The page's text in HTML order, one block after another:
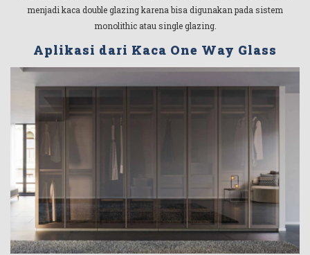
menjadi kaca double glazing karena bisa digunakan pada sistem
monolithic atau single glazing.
Aplikasi dari Kaca One Way Glass